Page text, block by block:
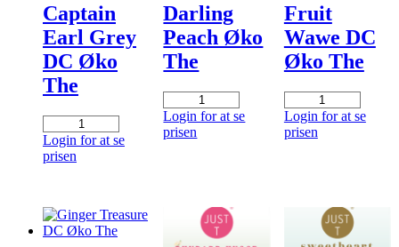
Captain
Earl Grey
DC Øko
The
Captain
Earl
Grey
antal
Login for at se
prisen
Darling
Peach Øko
The
Darling
Peach
Øko
Login for at se
prisen
Fruit
Wawe DC
Øko The
Wawe
DC
Login for at se
prisen